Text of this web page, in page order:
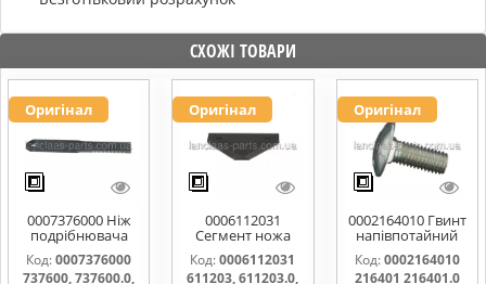
СХОЖІ ТОВАРИ
Оригінал
0007376000 Ніж
подрібнювача
соломи,рухомий
737600, 737600.0,
Код:0007376000
737600, 737600.0,
Оригінал
0006112031
Сегмент ножа
жатки 611203,
611203.0,
Код: 0006112031
611203, 611203.0,
Оригінал
0002164010 Гвинт
напівпотайний
М10х25х20
216401 216401.0
Код:0002164010
216401 216401.0